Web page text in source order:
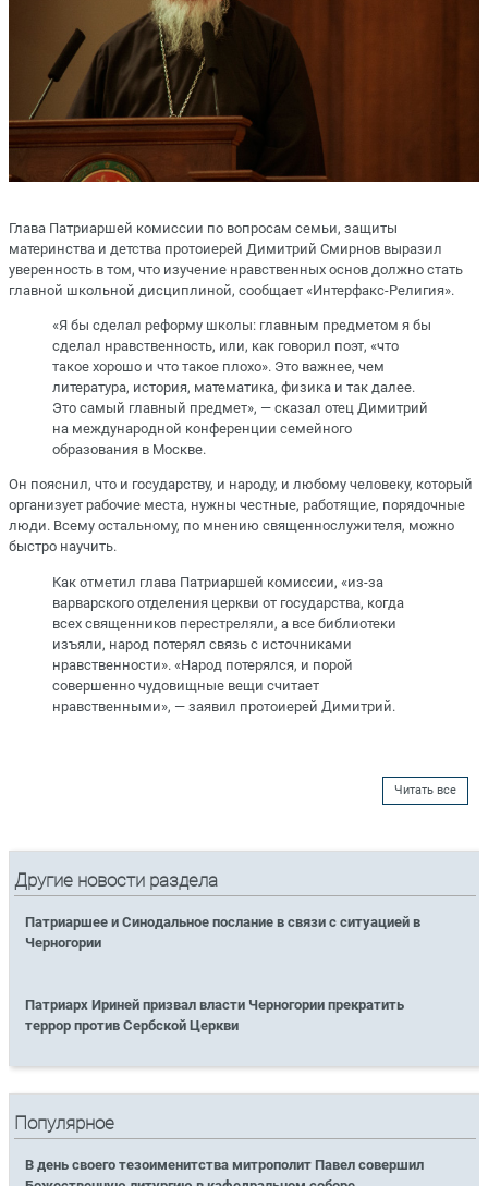
Глава Патриаршей комиссии по вопросам семьи, защиты
материнства и детства протоиерей Димитрий Смирнов выразил
уверенность в том, что изучение нравственных основ должно стать
главной школьной дисциплиной, сообщает «Интерфакс-Религия».
«Я бы сделал реформу школы: главным предметом я бы
сделал нравственность, или, как говорил поэт, «что
такое хорошо и что такое плохо». Это важнее, чем
литература, история, математика, физика и так далее.
Это самый главный предмет», — сказал отец Димитрий
на международной конференции семейного
образования в Москве.
Он пояснил, что и государству, и народу, и любому человеку, который
организует рабочие места, нужны честные, работящие, порядочные
люди. Всему остальному, по мнению священнослужителя, можно
быстро научить.
Как отметил глава Патриаршей комиссии, «из-за
варварского отделения церкви от государства, когда
всех священников перестреляли, а все библиотеки
изъяли, народ потерял связь с источниками
нравственности». «Народ потерялся, и порой
совершенно чудовищные вещи считает
нравственными», — заявил протоиерей Димитрий.
Читать все
Другие новости раздела
Патриаршее и Синодальное послание в связи с ситуацией в
Черногории
Патриарх Ириней призвал власти Черногории прекратить
террор против Сербской Церкви
Популярное
В день своего тезоименитства митрополит Павел совершил